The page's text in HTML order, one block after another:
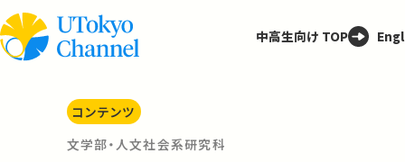
中高生向け TOP
コンテンツ
文学部・人文社会系研究科